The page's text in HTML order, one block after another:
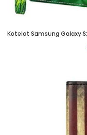
Kotelot Samsung Galaxy